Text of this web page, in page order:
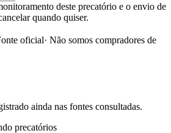
deste precatório e o envio de
quando quiser.
oficial· Não somos compradores de
ainda nas fontes consultadas.
precatórios